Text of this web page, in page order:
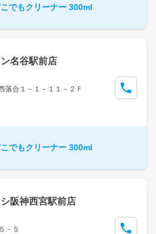
でもクリーナー 300ml
名谷駅前店
落合１－１－１１－２Ｆ
でもクリーナー 300ml
阪神西宮駅前店
－５